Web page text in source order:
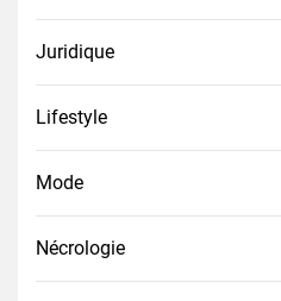
Juridique
Lifestyle
Mode
Nécrologie